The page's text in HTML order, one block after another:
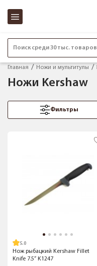
Поиск среди 30 тыс. товаров
Главная Ножи и мультитулы
Ножи Kershaw
Фильтры
5.0
Нож рыбацкий Kershaw Fillet
Knife 7.5” K1247